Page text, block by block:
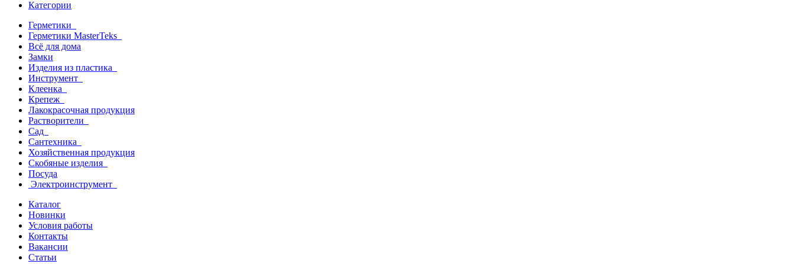
Категории
Герметики
Герметики MasterTeks
Всё для дома
Замки
Изделия из пластика
Инструмент
Клеенка
Крепеж
Лакокрасочная продукция
Растворители
Сад
Сантехника
Хозяйственная продукция
Скобяные изделия
Посуда
Электроинструмент
Каталог
Новинки
Условия работы
Контакты
Вакансии
Статьи